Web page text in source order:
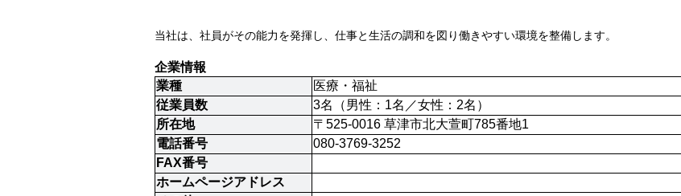
当社は、社員がその能力を発揮し、仕事と生活の調和を図り働きやすい環境を整備します。
企業情報
業種
医療・福祉
従業員数
3名（男性：1名／女性：2名）
所在地
〒525-0016 草津市北大萱町785番地1
電話番号
080-3769-3252
FAX番号
ホームページアドレス